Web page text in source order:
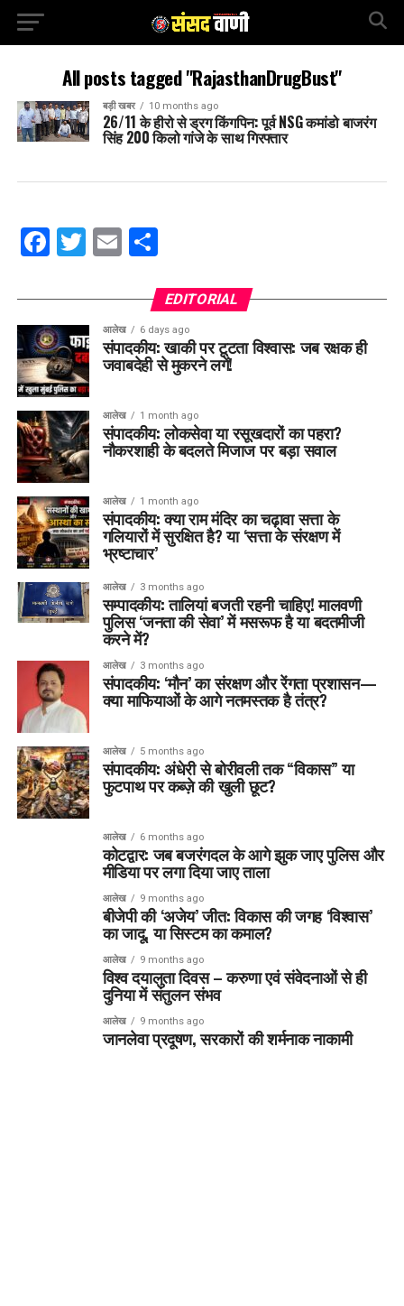
All posts tagged "RajasthanDrugBust"
बड़ी खबर 10 months ago
26/11 के हीरो से ड्रग किंगपिन: पूर्व NSG कमांडो बाजरंग
सिंह 200 किलो गांजे के साथ गिरफ्तार
Facebook
Twitter
EmailShare
EDITORIAL
आलेख 6 days ago
संपादकीय: खाकी पर टूटता विश्वास: जब रक्षक ही
जवाबदेही से मुकरने लगें!
आलेख 1 month ago
संपादकीय: लोकसेवा या रसूखदारों का पहरा?
नौकरशाही के बदलते मिजाज पर बड़ा सवाल
आलेख 1 month ago
संपादकीय: क्या राम मंदिर का चढ़ावा सत्ता के
गलियारों में सुरक्षित है? या ‘सत्ता के संरक्षण में
भ्रष्टाचार’
आलेख 3 months ago
सम्पादकीय: तालियां बजती रहनी चाहिए! मालवणी
पुलिस ‘जनता की सेवा’ में मसरूफ है या बदतमीजी
करने में?
आलेख 3 months ago
संपादकीय: ‘मौन’ का संरक्षण और रेंगता प्रशासन—
क्या माफियाओं के आगे नतमस्तक है तंत्र?
आलेख 5 months ago
संपादकीय: अंधेरी से बोरीवली तक “विकास” या
फुटपाथ पर कब्ज़े की खुली छूट?
आलेख 6 months ago
कोटद्वार: जब बजरंगदल के आगे झुक जाए पुलिस और
मीडिया पर लगा दिया जाए ताला
आलेख 9 months ago
बीजेपी की ‘अजेय’ जीत: विकास की जगह ‘विश्वास’
का जादू, या सिस्टम का कमाल?
आलेख 9 months ago
विश्व दयालुता दिवस – करुणा एवं संवेदनाओं से ही
दुनिया में संतुलन संभव
आलेख 9 months ago
जानलेवा प्रदूषण, सरकारों की शर्मनाक नाकामी